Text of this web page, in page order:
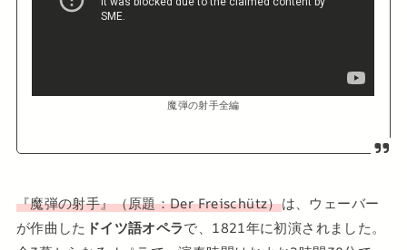
魔弾の射手全編
『魔弾の射手』（原題：Der Freischütz）は、ウェーバー
が作曲した ドイツ語オペラで、1821年に初演されました。